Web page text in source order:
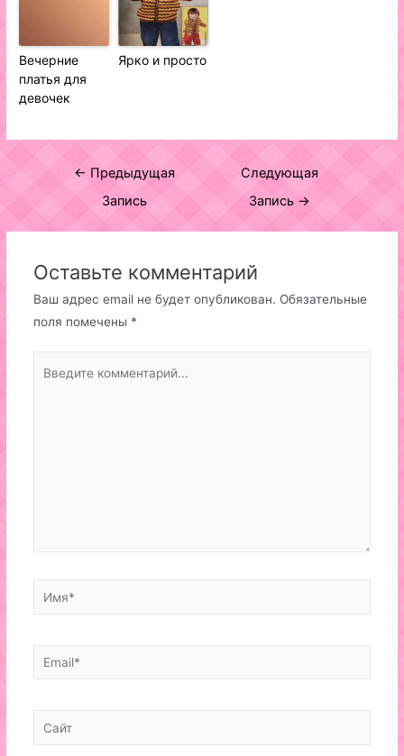
Вечерние
платья для
девочек
Ярко и просто
Навигация
← Предыдущая
Запись
Следующая
Запись →
Оставьте комментарий
Ваш адрес email не будет опубликован. Обязательные
поля помечены *
комментарий...
Имя*
Email*
Сайт